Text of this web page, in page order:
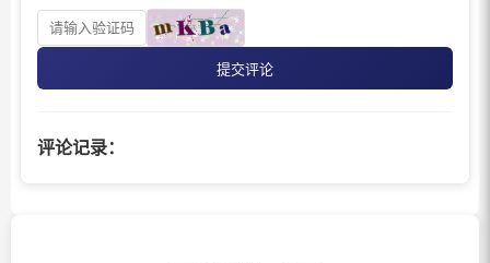
提交评论
评论记录：